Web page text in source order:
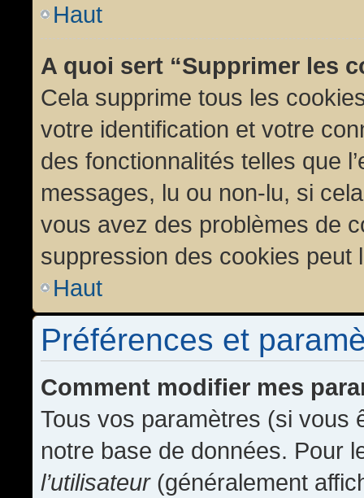
Haut
A quoi sert “Supprimer les
Cela supprime tous les
votre identification et votre
des fonctionnalités telles que
messages, lu ou non-lu, si
vous avez des problèmes de
suppression des cookies peut
Haut
Préférences et
Comment modifier mes
Tous vos paramètres (si vous
notre base de données. Pour
l’utilisateur(généralement